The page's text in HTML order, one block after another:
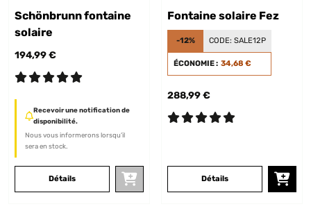
Schönbrunn fontaine
solaire
194,99 €
Recevoir une notification de
disponibilité.
Nous vous informerons lorsqu’il
sera en stock.
Détails
Fontaine solaire Fez
-12% CODE: SALE12P
ÉCONOMIE : 34,68 €
288,99 €
Détails